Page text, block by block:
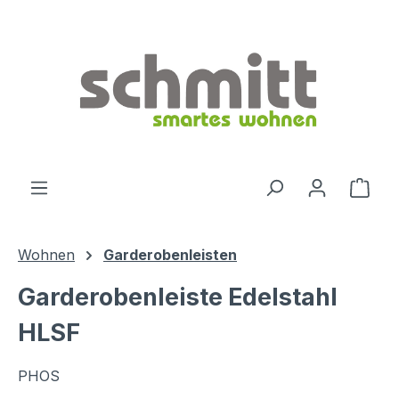
Wohnen Garderobenleisten
Garderobenleiste Edelstahl
HLSF
PHOS